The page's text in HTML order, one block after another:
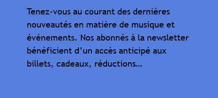
Tenez-vous au courant des dernières
nouveautés en matière de musique et
événements. Nos abonnés à la newsletter
bénéficient d’un accès anticipé aux
billets, cadeaux, réductions…